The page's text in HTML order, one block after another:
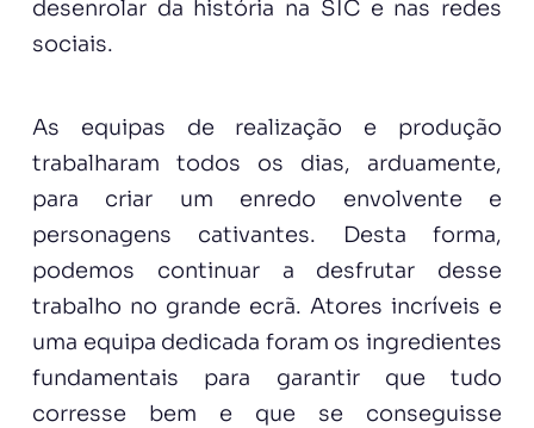
desenrolar da história na SIC e nas redes
sociais.
As equipas de realização e produção
trabalharam todos os dias, arduamente,
para criar um enredo envolvente e
personagens cativantes. Desta forma,
podemos continuar a desfrutar desse
trabalho no grande ecrã. Atores incríveis e
uma equipa dedicada foram os ingredientes
fundamentais para garantir que tudo
corresse bem e que se conseguisse